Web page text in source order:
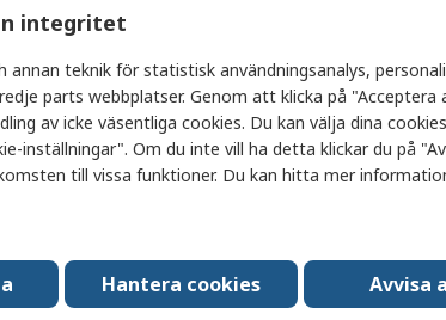
integritet
annan teknik för statistisk användningsanalys,
parts webbplatser. Genom att klicka på "Acceptera
av icke väsentliga cookies. Du kan välja dina
inställningar". Om du inte vill ha detta klickar du på
till vissa funktioner. Du kan hitta mer
Hantera cookies Avvisa